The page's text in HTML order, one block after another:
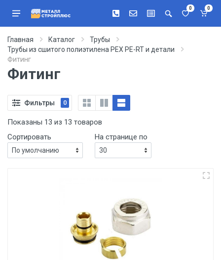
0 0
Главная Каталог
Трубы
Трубы из сшитого полиэтилена PEX PE-RT и детали
Фитинг
Фитинг
Фильтры 0
Показаны 13 из 13 товаров
Сортировать
На странице по